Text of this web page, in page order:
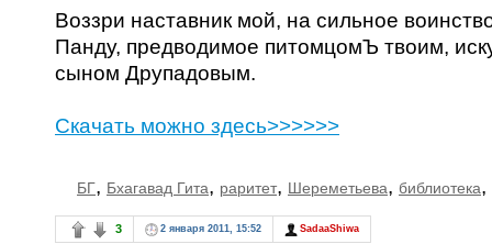
Воззри наставник мой, на сильное
Панду, предводимое питомцомЪ твоим,
сыном Друпадовым.
Скачать можно здесь>>>>>>
БГ, Бхагавад Гита, раритет, Шереметьева, библиотека,
3 2 января 2011, 15:52 SadaaShiwa